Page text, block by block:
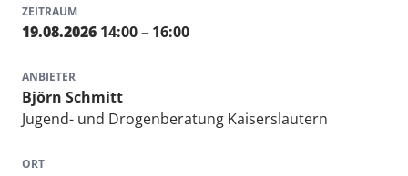
ZEITRAUM
19.08.2026 14:00 – 16:00
ANBIETER
Björn Schmitt
Jugend- und Drogenberatung Kaiserslautern
ORT